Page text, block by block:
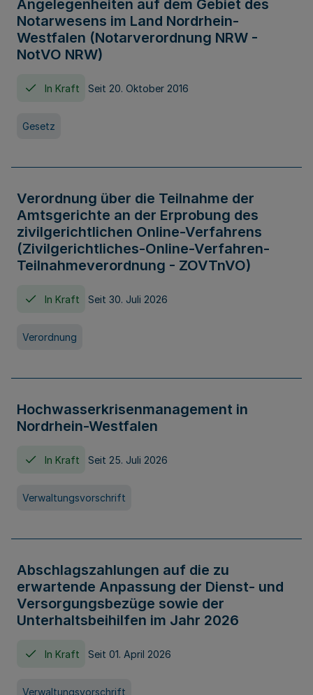
Angelegenheiten auf dem Gebiet des
Notarwesens im Land Nordrhein-
Westfalen (Notarverordnung NRW -
NotVO NRW)
In Kraft Seit 20. Oktober 2016
Gesetz
Verordnung über die Teilnahme der
Amtsgerichte an der Erprobung des
zivilgerichtlichen Online-Verfahrens
(Zivilgerichtliches-Online-Verfahren-
Teilnahmeverordnung - ZOVTnVO)
In Kraft Seit 30. Juli 2026
Verordnung
Hochwasserkrisenmanagement in
Nordrhein-Westfalen
In Kraft Seit 25. Juli 2026
Verwaltungsvorschrift
Abschlagszahlungen auf die zu
erwartende Anpassung der Dienst- und
Versorgungsbezüge sowie der
Unterhaltsbeihilfen im Jahr 2026
In Kraft Seit 01. April 2026
Verwaltungsvorschrift